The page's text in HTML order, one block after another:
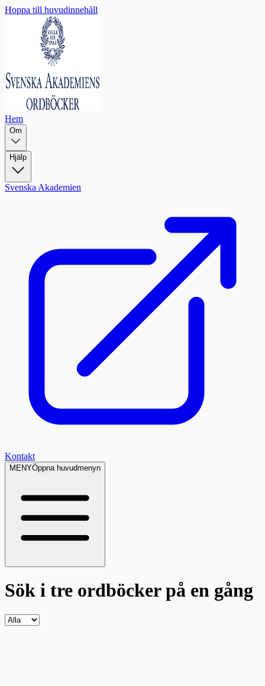
Hoppa till huvudinnehåll
Hem
Om
Hjälp
Svenska Akademien
Kontakt
MENYÖppna huvudmenyn
Sök i tre ordböckerpå en gång